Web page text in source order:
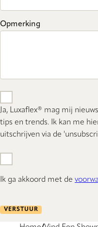
Opmerking
Ja, Luxaflex® mag mij
tips en trends. Ik kan me
uitschrijven via de
Ik ga akkoord met de
VERSTUUR